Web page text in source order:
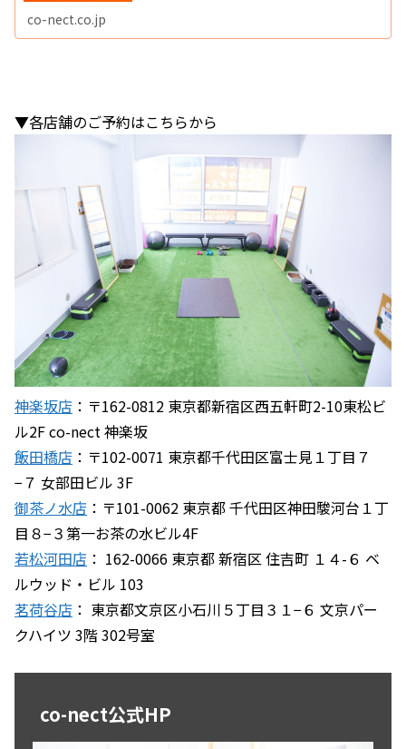
co-nect.co.jp
▼各店舗のご予約はこちらから
神楽坂店 ：〒162-0812 東京都新宿区西五軒町2-10東松ビ
ル2F co-nect 神楽坂
飯田橋店 ：〒102-0071 東京都千代田区富士見１丁目７
−７ 女部田ビル 3F
御茶ノ水店 ：〒101-0062 東京都 千代田区神田駿河台１丁
目８−３第一お茶の水ビル4F
若松河田店 ： 162-0066 東京都 新宿区 住吉町 １４-６ ベ
ルウッド・ビル 103
茗荷谷店 ： 東京都文京区小石川５丁目３１−６ 文京パー
クハイツ 3階 302号室
co-nect公式HP